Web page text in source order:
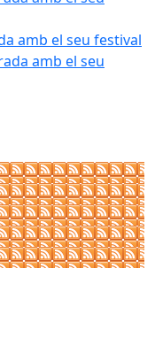
amb el seu festival